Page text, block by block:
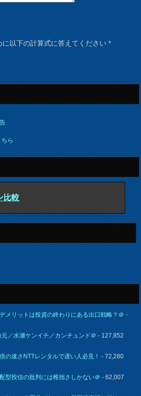
以下の計算式に答えてください*
ちら
比較
メリットは投資の終わりにある出口戦略？＠-
／水瀬ケンイチ／カンチュンド＠- 127,852
の速さNTTレンタルで遅い人必見！- 72,280
型投信の批判には稚拙さしかない＠- 62,007